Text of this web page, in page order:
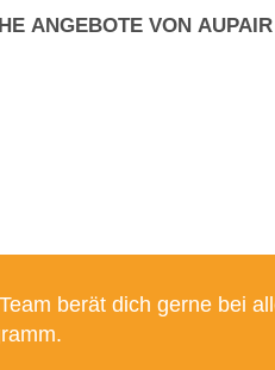
ANGEBOTE VON
berät dich gerne bei